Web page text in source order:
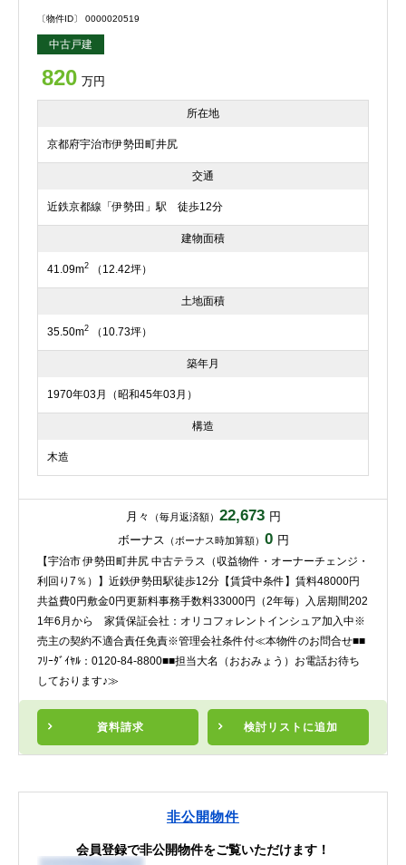
〔物件ID〕 0000020519
中古戸建
820 万円
所在地
京都府宇治市伊勢田町井尻
交通
近鉄京都線「伊勢田」駅 徒歩12分
建物面積
41.09m2 （12.42坪）
土地面積
35.50m2 （10.73坪）
築年月
1970年03月（昭和45年03月）
構造
木造
月々 （毎月返済額） 22,673 円
ボーナス （ボーナス時加算額） 0 円
資料請求 検討リスト に追加
【宇治市 伊勢田町井尻 中古テラス（収益物件・オーナーチェンジ・
利回り7％）】近鉄伊勢田駅徒歩12分【賃貸中条件】賃料48000円
共益費0円敷金0円更新料事務手数料33000円（2年毎）入居期間202
1年6月から 家賃保証会社：オリコフォレントインシュア加入中※
売主の契約不適合責任免責※管理会社条件付≪本物件のお問合せ■■
ﾌﾘｰﾀﾞｲﾔﾙ：0120-84-8800■■担当大名（おおみょう）お電話お待ち
しております♪≫
非公開物件
会員登録で非公開物件をご覧いただけます！